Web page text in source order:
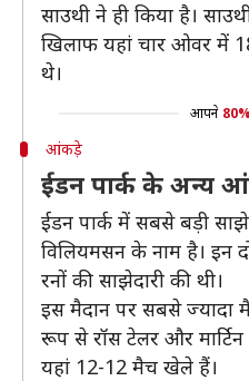
साउथी ने ही किया है।
खिलाफ यहां चार ओवर में
थे।
आपने 80%
आंकड़े
ईडन पार्क के अन्य
ईडन पार्क में सबसे बड़ी
विलियमसन के नाम है। इन
रनों की साझेदारी की थी।
इस मैदान पर सबसे ज्यादा
रूप से रॉस टेलर और मार्टिन
यहां 12-12 मैच खेले हैं।